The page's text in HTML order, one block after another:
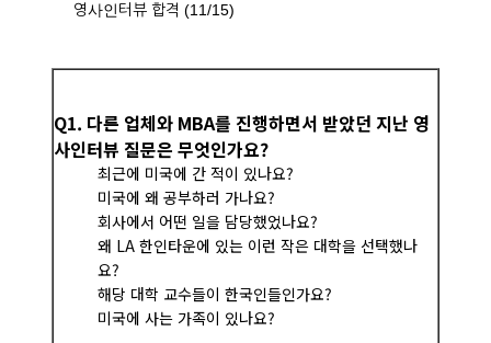
영사인터뷰 합격 (11/15)
Q1. 다른 업체와 MBA를 진행하면서 받았던 지난 영
사인터뷰 질문은 무엇인가요?
최근에 미국에 간 적이 있나요?
미국에 왜 공부하러 가나요?
회사에서 어떤 일을 담당했었나요?
왜 LA 한인타운에 있는 이런 작은 대학을 선택했나
요?
해당 대학 교수들이 한국인들인가요?
미국에 사는 가족이 있나요?